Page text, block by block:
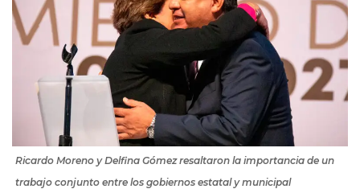
Ricardo Moreno y Delfina Gómez resaltaron la importancia de un
trabajo conjunto entre los gobiernos estatal y municipal